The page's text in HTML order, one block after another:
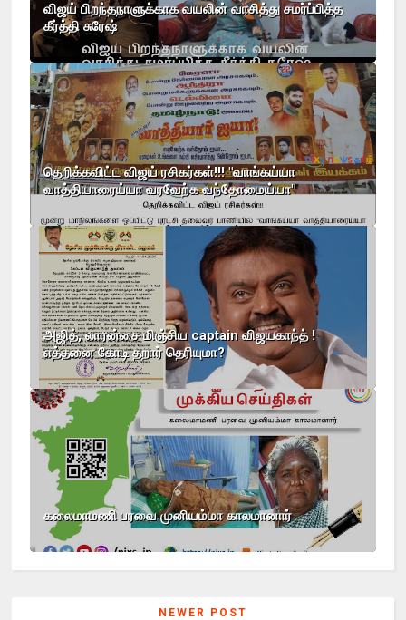
விஜய் பிறந்தநாளுக்காக வயலின் வாசித்து சமர்ப்பித்த
கீர்த்தி சுரேஷ்
தெறிக்கவிட்ட விஜய் ரசிகர்கள்!!! "வாங்கய்யா
வாத்தியாரைய்யா வரவேற்க வந்தோமைய்யா"
அஜித், லாரன்சை மிஞ்சிய captain விஜயகாந்த் !
எத்தனை கோடி தறார் தெரியுமா?
கலைமாமணி பரவை முனியம்மா காலமானார்
NEWER POST